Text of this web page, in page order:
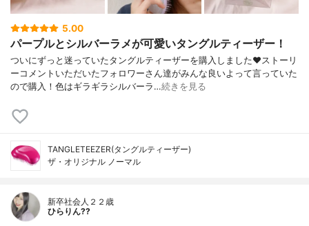
5.00
パープルとシルバーラメが可愛いタングルティーザー！
ついにずっと迷っていたタングルティーザーを購入しました❤ストーリ
ーコメントいただいたフォロワーさん達がみんな良いよって言っていた
ので購入！色はギラギラシルバーラ…続きを見る
TANGLETEEZER(タングルティーザー)
ザ・オリジナル ノーマル
新卒社会人２２歳
ひらりん??